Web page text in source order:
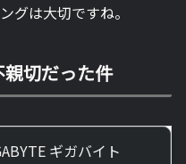
グは大切ですね。
親切だった件
ギガバイト